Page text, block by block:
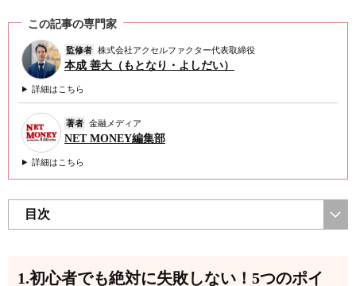
この記事の専門家
監修者 株式会社アクセルファクター代表取締役
本成 善大（もとなり・よしだい）
詳細はこちら
著者 金融メディア
NET MONEY編集部
詳細はこちら
目次
1.初心者でも絶対に失敗しない！5つのポイ